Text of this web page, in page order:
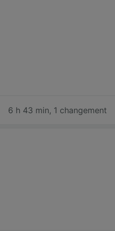
6 h 43 min, 1 changement